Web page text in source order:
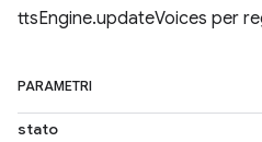
ttsEngine.updateVoices per
PARAMETRI
stato